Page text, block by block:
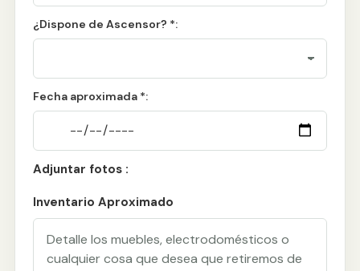
¿Dispone de Ascensor? *:
Fecha aproximada *:
Adjuntar fotos :
Inventario Aproximado